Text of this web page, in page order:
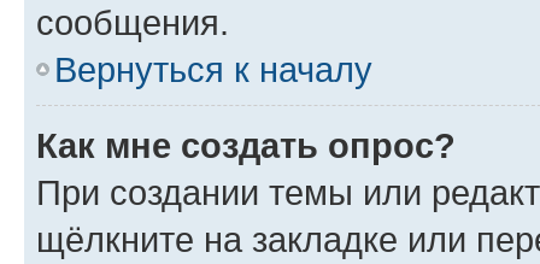
сообщения.
Вернуться к началу
Как мне создать опрос?
При создании темы или
щёлкните на закладке или